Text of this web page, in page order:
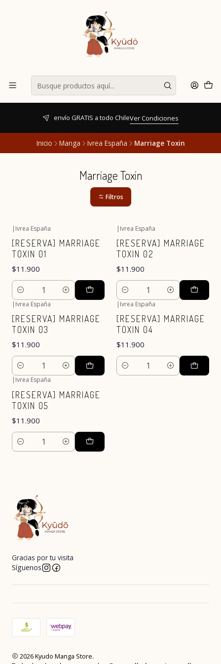
envío GRATIS a todo ChileVer Condiciones
Inicio Manga Ivrea España Marriage Toxin
Marriage Toxin
Filtros
| Ivrea España
[RESERVA] MARRIAGE
TOXIN 01
$11.900
Cantidad
| Ivrea España
[RESERVA] MARRIAGE
TOXIN 02
$11.900
Cantidad
| Ivrea España
[RESERVA] MARRIAGE
TOXIN 03
$11.900
Cantidad
| Ivrea España
[RESERVA] MARRIAGE
TOXIN 04
$11.900
Cantidad
| Ivrea España
[RESERVA] MARRIAGE
TOXIN 05
$11.900
Cantidad
Gracias por tu visita
Síguenos
2026 Kyudo Manga Store.